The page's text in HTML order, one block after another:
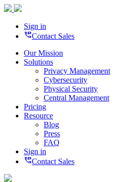
Sign in
perm_phone_msgContact Sales
Our Mission
Solutions
Privacy Management
Cybersecurity
Physical Security
Central Management
Pricing
Resource
Blog
Press
FAQ
Sign in
perm_phone_msgContact Sales